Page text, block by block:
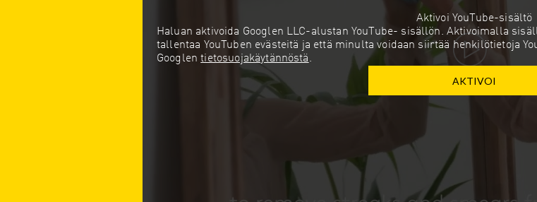
Aktivoi YouTube-sisältö
Haluan aktivoida Googlen LLC-alustan YouTube- sisällön. Aktivoimalla
tallentaa YouTuben evästeitä ja että minulta voidaan siirtää henkilötietoja
Googlentietosuojakäytännöstä.
AKTIVOI